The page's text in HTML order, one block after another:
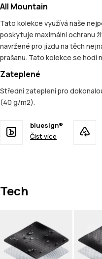
All Mountain
Tato kolekce využívá naše
poskytuje maximální ochranu
navržené pro jízdu na těch
prašanu. Tato kolekce se hodí
Zateplené
Střední zateplení pro
(40 g/m2).
bluesign®
Číst více
Tech